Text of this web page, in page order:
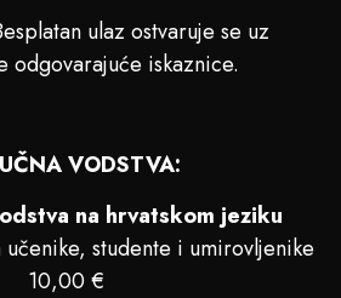
ulaz ostvaruje se uz
odgovarajuće iskaznice.
VODSTVA:
na hrvatskom jeziku
učenike, studente i umirovljenike
10,00 €